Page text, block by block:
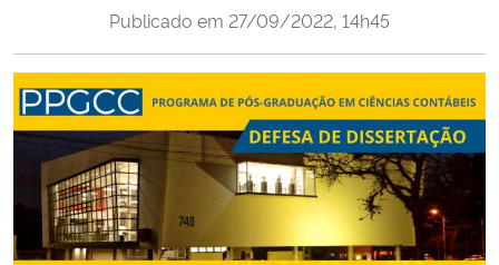
Ministério da Cidadania
Ministério da Saúde
Ministério de Minas e Energia
Ministério da Ciência, Tecnologia, Inovações e Comunicações
Ministério do Meio Ambiente
Publicado em 27/09/2022, 14h45